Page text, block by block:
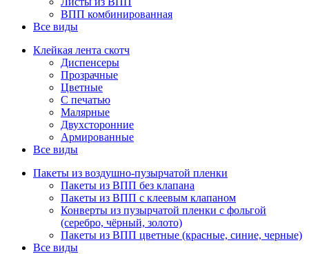
ВПП комбинированная
Все виды
Клейкая лента скотч
Диспенсеры
Прозрачные
Цветные
С печатью
Малярные
Двухсторонние
Армированные
Все виды
Пакеты из воздушно-пузырчатой пленки
Пакеты из ВПП без клапана
Пакеты из ВПП с клеевым клапаном
Конверты из пузырчатой пленки с фольгой
(серебро, чёрный, золото)
Пакеты из ВПП цветные (красные, синие, черные)
Все виды